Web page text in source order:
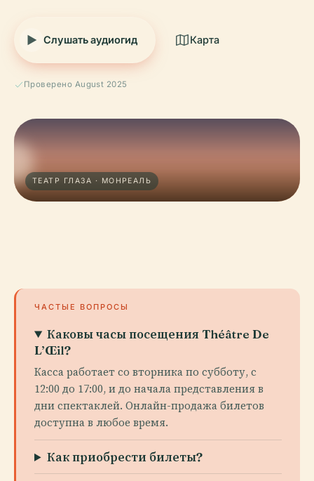
Слушать аудиогид Карта
Проверено August 2025
ТЕАТР ГЛАЗА · МОНРЕАЛЬ
ЧАСТЫЕ ВОПРОСЫ
Каковы часы посещения Théâtre De
L’Œil?
Касса работает со вторника по субботу, с
12:00 до 17:00, и до начала представления в
дни спектаклей. Онлайн-продажа билетов
доступна в любое время.
Как приобрести билеты?